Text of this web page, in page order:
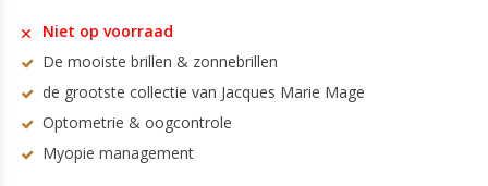
Niet op voorraad
De mooiste brillen & zonnebrillen
de grootste collectie van Jacques Marie Mage
Optometrie & oogcontrole
Myopie management